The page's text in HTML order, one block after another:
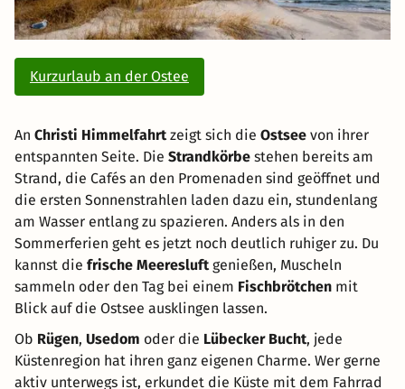
Kurzurlaub an der Ostee
An Christi Himmelfahrt zeigt sich die Ostsee von ihrer
entspannten Seite. Die Strandkörbe stehen bereits am
Strand, die Cafés an den Promenaden sind geöffnet und
die ersten Sonnenstrahlen laden dazu ein, stundenlang
am Wasser entlang zu spazieren. Anders als in den
Sommerferien geht es jetzt noch deutlich ruhiger zu. Du
kannst die frische Meeresluft genießen, Muscheln
sammeln oder den Tag bei einem Fischbrötchen mit
Blick auf die Ostsee ausklingen lassen.
Ob Rügen, Usedom oder die Lübecker Bucht, jede
Küstenregion hat ihren ganz eigenen Charme. Wer gerne
aktiv unterwegs ist, erkundet die Küste mit dem Fahrrad